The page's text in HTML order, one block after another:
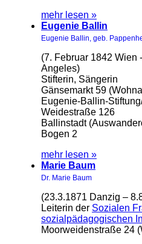
mehr lesen »
Eugenie Ballin
Eugenie Ballin, geb.
(7. Februar 1842 Wien
Angeles)
Stifterin, Sängerin
Gänsemarkt 59
Eugenie-Ballin-
Weidestraße 126
Ballinstadt
Bogen 2
mehr lesen »
Marie Baum
Dr. Marie Baum
(23.3.1871 Danzig –
Leiterin der Sozialen
sozialpädagogischen
Moorweidenstraße 24